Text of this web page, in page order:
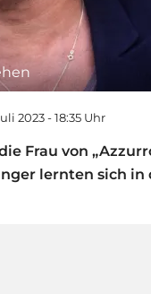
2023 - 18:35 Uhr
Frau von
lernten sich in